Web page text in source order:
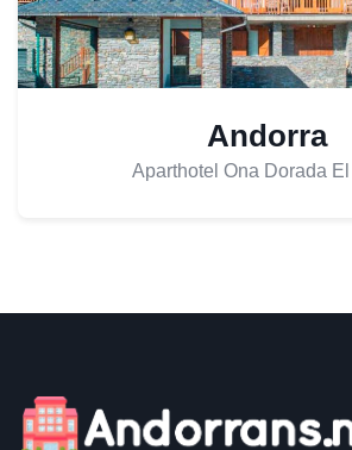
Andorra
Aparthotel Ona Dorada El